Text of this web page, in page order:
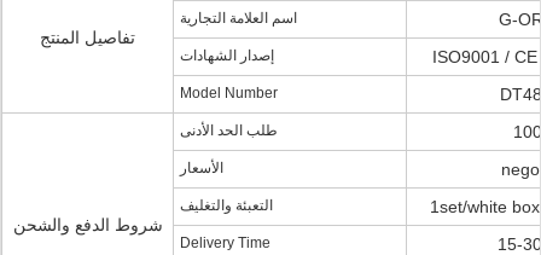
تفاصيل المنتج
اسم العلامة التجارية G-
إصدار الشهادات ISO9001 /
Model Number
شروط الدفع والشحن
طلب الحد الأدنى
الأسعار
التعبئة والتغليف 1set/white
Delivery Time 15-